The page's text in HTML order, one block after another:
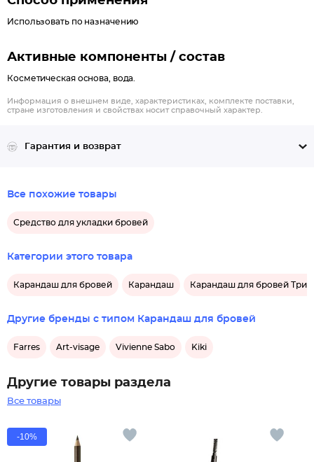
Использовать по назначению
Активные компоненты / состав
Косметическая основа, вода.
Информация о внешнем виде, характеристиках, комплекте поставки,
стране изготовления и свойствах носит справочный характер.
Гарантия и возврат
Все похожие товары
Средство для укладки бровей
Категории этого товара
Карандаш для бровей Карандаш Карандаш для бровей
Другие бренды с типом Карандаш для бровей
Farres Art-visage Vivienne Sabo Kiki
Другие товары раздела
Все товары
-10%